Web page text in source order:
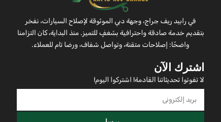
في رابيد ريف جراج، وجهة دبي الموثوقة لإصلاح السيارات، نفخر
بتقديم خدمة صادقة واحترافية بشغفٍ للتميز. منذ البداية، كان التزامنا
واضحًا: إصلاحات متقنة، وتواصل شفاف، ورضا تام للعملاء.
اشترك الآن
لا تفوتوا تحديثاتنا القادمة! اشتركوا اليوم!